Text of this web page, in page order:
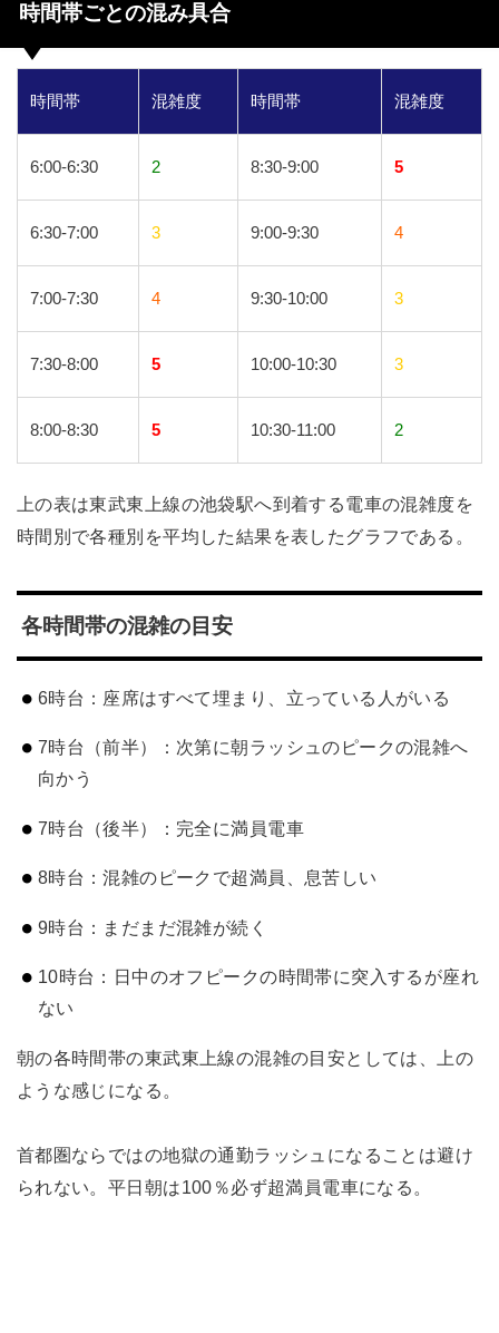
時間帯ごとの混み具合
時間帯 混雑度 時間帯 混雑度
6:00-6:30 2 8:30-9:00 5
6:30-7:00 3 9:00-9:30 4
7:00-7:30 4 9:30-10:00 3
7:30-8:00 5 10:00-10:30 3
8:00-8:30 5 10:30-11:00 2
上の表は東武東上線の池袋駅へ到着する電車の混雑度を
時間別で各種別を平均した結果を表したグラフである。
各時間帯の混雑の目安
6時台：座席はすべて埋まり、立っている人がいる
7時台（前半）：次第に朝ラッシュのピークの混雑へ
向かう
7時台（後半）：完全に満員電車
8時台：混雑のピークで超満員、息苦しい
9時台：まだまだ混雑が続く
10時台：日中のオフピークの時間帯に突入するが座れ
ない
朝の各時間帯の東武東上線の混雑の目安としては、上の
ような感じになる。
首都圏ならではの地獄の通勤ラッシュになることは避け
られない。平日朝は100％必ず超満員電車になる。